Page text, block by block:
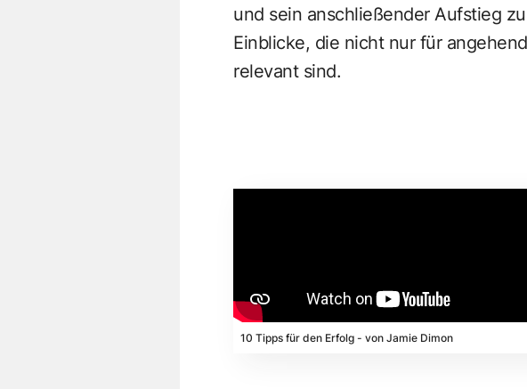
und sein anschließender Aufstieg
Einblicke, die nicht nur für
relevant sind.
10 Tipps für den Erfolg - von Jamie Dimon